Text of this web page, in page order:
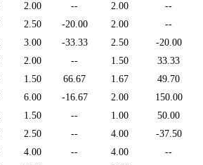
2.00 -- 2.00
--
2.50 -20.00 2.00
--
3.00 -33.33 2.50
-20.00
2.00 -- 1.50
33.33
1.50 66.67 1.67
49.70
6.00 -16.67 2.00
150.00
1.50 -- 1.00
50.00
2.50 -- 4.00
-37.50
4.00 -- 4.00
--